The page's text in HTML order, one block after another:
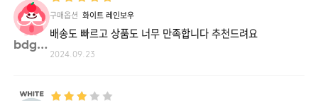
bdg58**
구매옵션 화이트 레인보우
배송도 빠르고 상품도 너무 만족합니다 추천드려요
2024.09.23